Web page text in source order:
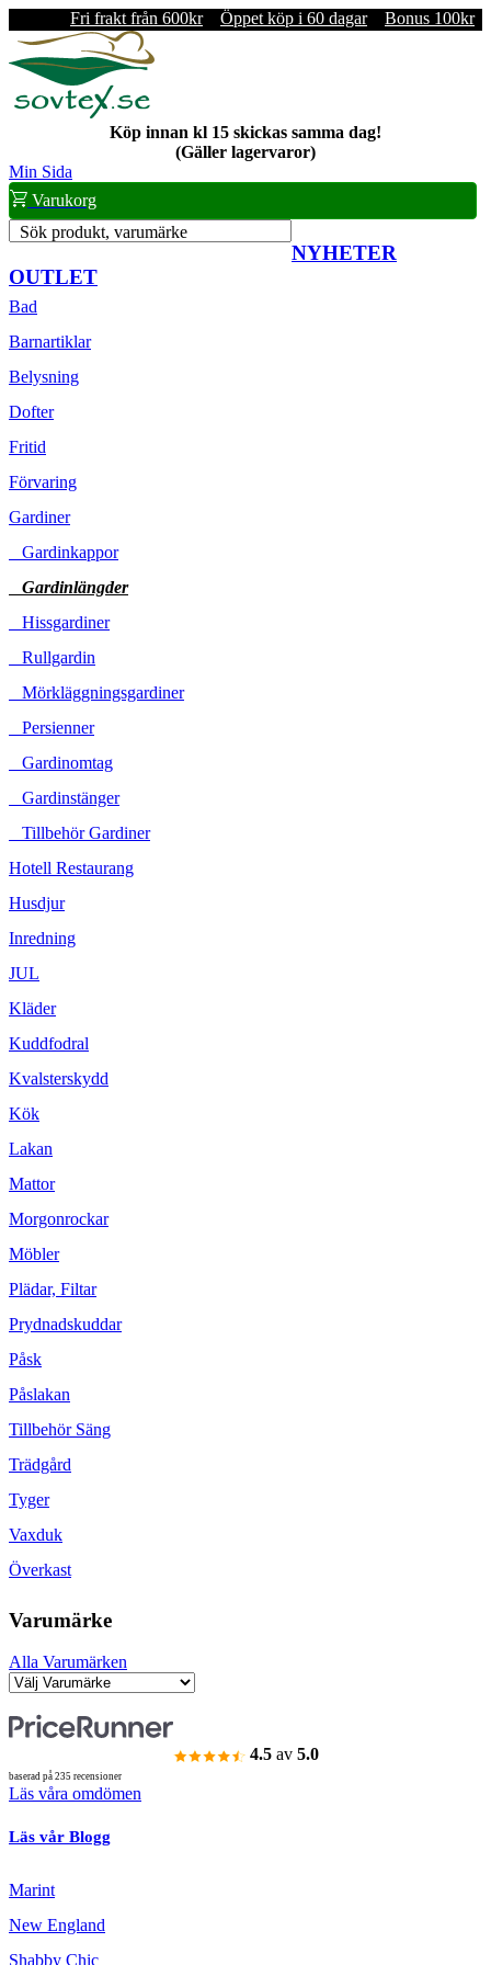
Fri frakt från 600kr Öppet köp i 60 dagar Bonus 100kr
Köp innan kl 15 skickas samma dag!
(Gäller lagervaror)
Min Sida
Varukorg
Sök produkt, varumärke
NYHETER
OUTLET
Bad
Barnartiklar
Belysning
Dofter
Fritid
Förvaring
Gardiner
Gardinkappor
Gardinlängder
Hissgardiner
Rullgardin
Mörkläggningsgardiner
Persienner
Gardinomtag
Gardinstänger
Tillbehör Gardiner
Hotell Restaurang
Husdjur
Inredning
JUL
Kläder
Kuddfodral
Kvalsterskydd
Kök
Lakan
Mattor
Morgonrockar
Möbler
Plädar, Filtar
Prydnadskuddar
Påsk
Påslakan
Tillbehör Säng
Trädgård
Tyger
Vaxduk
Överkast
Varumärke
Alla Varumärken
4.5 av 5.0
baserad på 235 recensioner
Läs våra omdömen
Läs vår Blogg
Marint
New England
Shabby Chic